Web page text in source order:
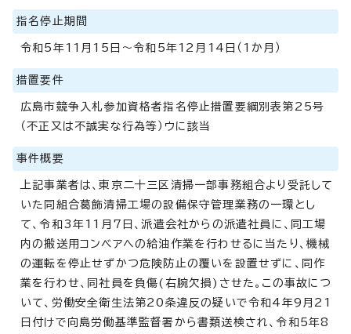
指名停止期間
令和5年11月15日～令和5年12月14日（1か月）
措置要件
広島市競争入札参加資格者指名停止措置要綱別表第25号
（不正又は不誠実な行為等）ウに該当
事件概要
上記事業者は、東京二十三区清掃一部事務組合より受託して
いた同組合葛飾清掃工場の設備保守管理業務の一環とし
て、令和3年11月7日、派遣会社からの派遣社員に、同工場
内の搬送用コンベアへの給油作業を行わせるに当たり、機械
の運転を停止せずかつ危険防止の覆いを設置せずに、同作
業を行わせ、同社員を負傷(右腕欠損)させた。この事故につ
いて、労働安全衛生法第20条違反の疑いで令和4年9月21
日付けで向島労働基準監督署から書類送検され、令和5年8